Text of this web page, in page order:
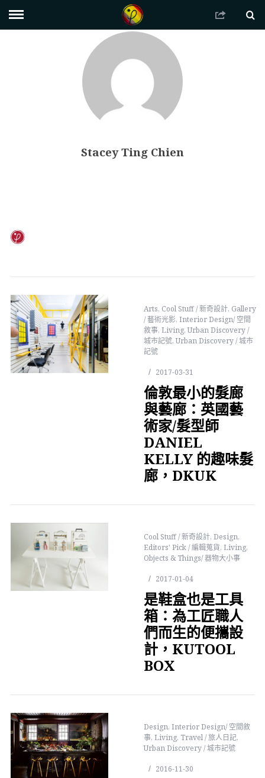
Stacey Ting Chien
Arts, Cool Stuff / 新奇設計, Gallery
/ 藝術光影, Interior Design/ 空間
敘事, Living,Urban Discovery /
城市記號,Urban Discovery / 城市
記號
2017-03-31
倫敦最小的髮廊
與藝廊：英國藝
術家/髮型師
DANIEL
KELLY 的趣味髮
廊，DKUK
Cool Stuff / 新奇設計, Design,
Editors' Pick / 編輯蒐貨, Living,
Objects & Things/ 器物大小事
2017-01-04
是鞋盒也是工具
箱：為工匠職人
們而生的便攜設
計，KUTOOL
BOX
Design, Interior Design/ 空間敘
事, Living, Travel / 旅人日記,
Urban Discovery / 城市記號
2016-11-30